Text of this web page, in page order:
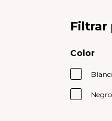
Filtrar
Color
Negro